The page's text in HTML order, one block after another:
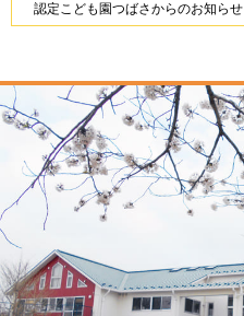
認定こども園つばさからのお知らせ